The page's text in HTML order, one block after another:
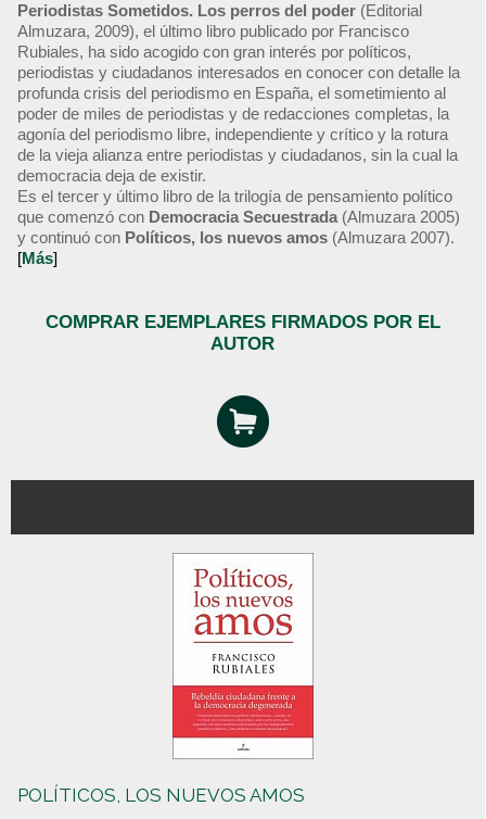
Periodistas Sometidos. Los perros del poder (Editorial
Almuzara, 2009), el último libro publicado por Francisco
Rubiales, ha sido acogido con gran interés por políticos,
periodistas y ciudadanos interesados en conocer con detalle la
profunda crisis del periodismo en España, el sometimiento al
poder de miles de periodistas y de redacciones completas, la
agonía del periodismo libre, independiente y crítico y la rotura
de la vieja alianza entre periodistas y ciudadanos, sin la cual la
democracia deja de existir.
Es el tercer y último libro de la trilogía de pensamiento político
que comenzó con Democracia Secuestrada (Almuzara 2005)
y continuó con Políticos, los nuevos amos (Almuzara 2007).
[Más]
COMPRAR EJEMPLARES FIRMADOS POR EL
AUTOR
POLÍTICOS, LOS NUEVOS AMOS